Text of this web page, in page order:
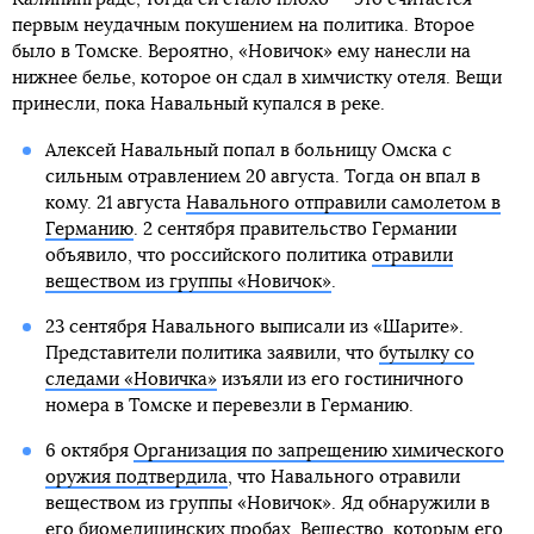
первым неудачным покушением на политика. Второе
было в Томске. Вероятно, «Новичок» ему нанесли на
нижнее белье, которое он сдал в химчистку отеля. Вещи
принесли, пока Навальный купался в реке.
Алексей Навальный попал в больницу Омска с
сильным отравлением 20 августа. Тогда он впал в
кому. 21 августа Навального отправили самолетом в
Германию. 2 сентября правительство Германии
объявило, что российского политика отравили
веществом из группы «Новичок».
23 сентября Навального выписали из «Шарите».
Представители политика заявили, что бутылку со
следами «Новичка»изъяли из его гостиничного
номера в Томске и перевезли в Германию.
6 октября Организация по запрещению химического
оружия подтвердила, что Навального отравили
веществом из группы «Новичок». Яд обнаружили в
его биомедицинских пробах. Вещество, которым его